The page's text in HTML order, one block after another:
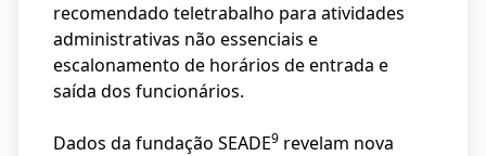
recomendado teletrabalho para atividades
administrativas não essenciais e
escalonamento de horários de entrada e
saída dos funcionários.
Dados da fundação SEADE9 revelam nova